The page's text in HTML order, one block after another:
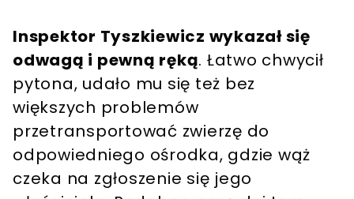
Inspektor Tyszkiewicz wykazał się
odwagą i pewną ręką. Łatwo chwycił
pytona, udało mu się też bez
większych problemów
przetransportować zwierzę do
odpowiedniego ośrodka, gdzie wąż
czeka na zgłoszenie się jego